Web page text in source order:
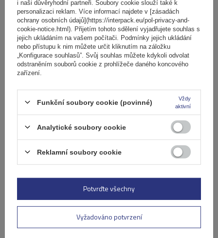
košíku
Střešní nosič G3 Airflow 60.230 pro tradiční i integrované
3 869,00 Kčs DPH
i naši důvěryhodní partneři. Soubory cookie slouží také k
personalizaci reklam. Více informací najdete v [zásadách
ochrany osobních údajů](https://interpack.eu/pol-privacy-and-
cookie-notice.html). Přijetím tohoto sdělení vyjadřujete souhlas s
jejich ukládáním na vašem počítači. Podmínky jejich ukládání
nebo přístupu k nim můžete určit kliknutím na záložku
„Konfigurace souhlasů”. Svůj souhlas můžete kdykoli odvolat
odstraněním souborů cookie z prohlížeče daného koncového
zařízení.
Funkční soubory cookie (povinné)
Vždy
aktivní
Analytické soubory cookie
Reklamní soubory cookie
Vyžadováno potvrzení
Potvrďte všechny